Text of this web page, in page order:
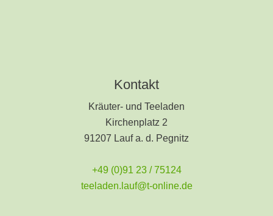
Kontakt
Kräuter- und Teeladen
Kirchenplatz 2
91207 Lauf a. d. Pegnitz
+49 (0)91 23 / 75124
teeladen.lauf@t-online.de